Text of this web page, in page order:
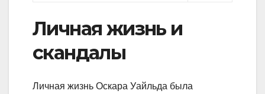
Личная жизнь и
скандалы
Личная жизнь Оскара Уайльда была